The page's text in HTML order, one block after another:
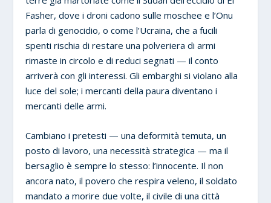
Fasher, dove i droni cadono sulle moschee e l’Onu
parla di genocidio, o come l’Ucraina, che a fucili
spenti rischia di restare una polveriera di armi
rimaste in circolo e di reduci segnati — il conto
arriverà con gli interessi. Gli embarghi si violano alla
luce del sole; i mercanti della paura diventano i
mercanti delle armi.
Cambiano i pretesti — una deformità temuta, un
posto di lavoro, una necessità strategica — ma il
bersaglio è sempre lo stesso: l’innocente. Il non
ancora nato, il povero che respira veleno, il soldato
mandato a morire due volte, il civile di una città